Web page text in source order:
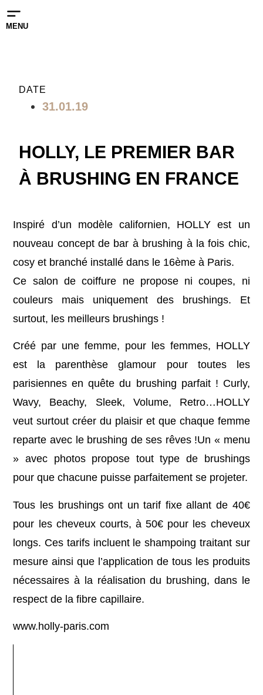
MENU
DATE
31.01.19
HOLLY, LE PREMIER BAR
À BRUSHING EN FRANCE
Inspiré d’un modèle californien, HOLLY est un
nouveau concept de bar à brushing à la fois chic,
cosy et branché installé dans le 16ème à Paris.
Ce salon de coiffure ne propose ni coupes, ni
couleurs mais uniquement des brushings. Et
surtout, les meilleurs brushings !
Créé par une femme, pour les femmes, HOLLY
est la parenthèse glamour pour toutes les
parisiennes en quête du brushing parfait ! Curly,
Wavy, Beachy, Sleek, Volume, Retro…HOLLY
veut surtout créer du plaisir et que chaque femme
reparte avec le brushing de ses rêves !Un « menu
» avec photos propose tout type de brushings
pour que chacune puisse parfaitement se projeter.
Tous les brushings ont un tarif fixe allant de 40€
pour les cheveux courts, à 50€ pour les cheveux
longs. Ces tarifs incluent le shampoing traitant sur
mesure ainsi que l’application de tous les produits
nécessaires à la réalisation du brushing, dans le
respect de la fibre capillaire.
www.holly-paris.com